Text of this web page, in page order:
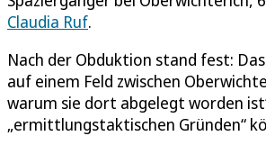
Claudia Ruf.
Nach der Obduktion stand fest:
auf einem Feld zwischen
warum sie dort abgelegt worden
„ermittlungstaktischen Gründen“